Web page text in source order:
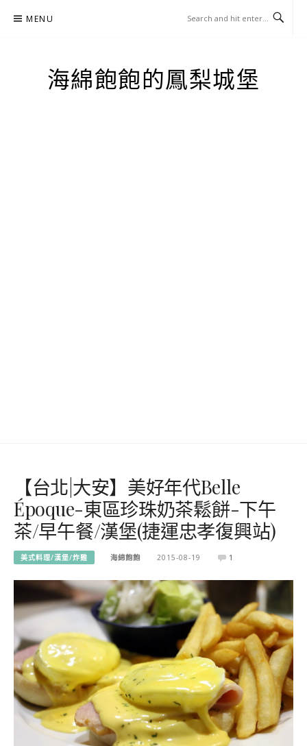
MENU
海綿飽飽的鳳梨城堡
【台北|大安】美好年代Belle
Époque-東區珍珠奶茶鬆餅-下午
茶/早午餐/漢堡(捷運忠孝復興站)
美式料理/漢堡/炸雞 海綿飽飽 2015-08-19 1